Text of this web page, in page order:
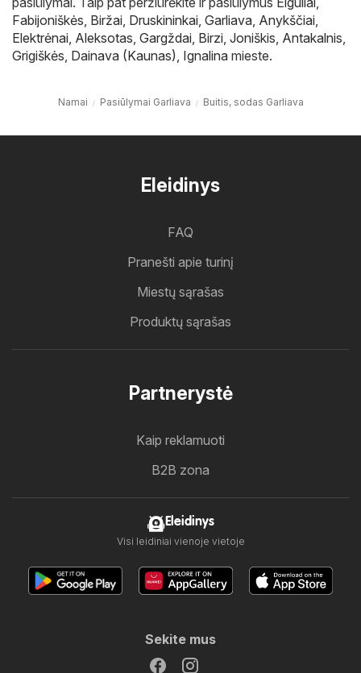
Fabijoniškės, Biržai, Druskininkai, Garliava, Anykščiai,
Elektrėnai, Aleksotas, Gargždai, Birzi, Joniškis, Antakalnis,
Grigiškės, Dainava (Kaunas), Ignalina mieste.
Namai Pasiūlymai Garliava Buitis, sodas Garliava
Eleidinys
FAQ
Pranešti apie turinį
Miestų sąrašas
Produktų sąrašas
Partnerystė
Kaip reklamuoti
B2B zona
Eleidinys
Visi leidiniai vienoje vietoje
Sekite mus